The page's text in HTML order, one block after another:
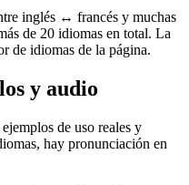
inglés ↔ francés y muchas
de 20 idiomas en total. La
de idiomas de la página.
y audio
de uso reales y
hay pronunciación en